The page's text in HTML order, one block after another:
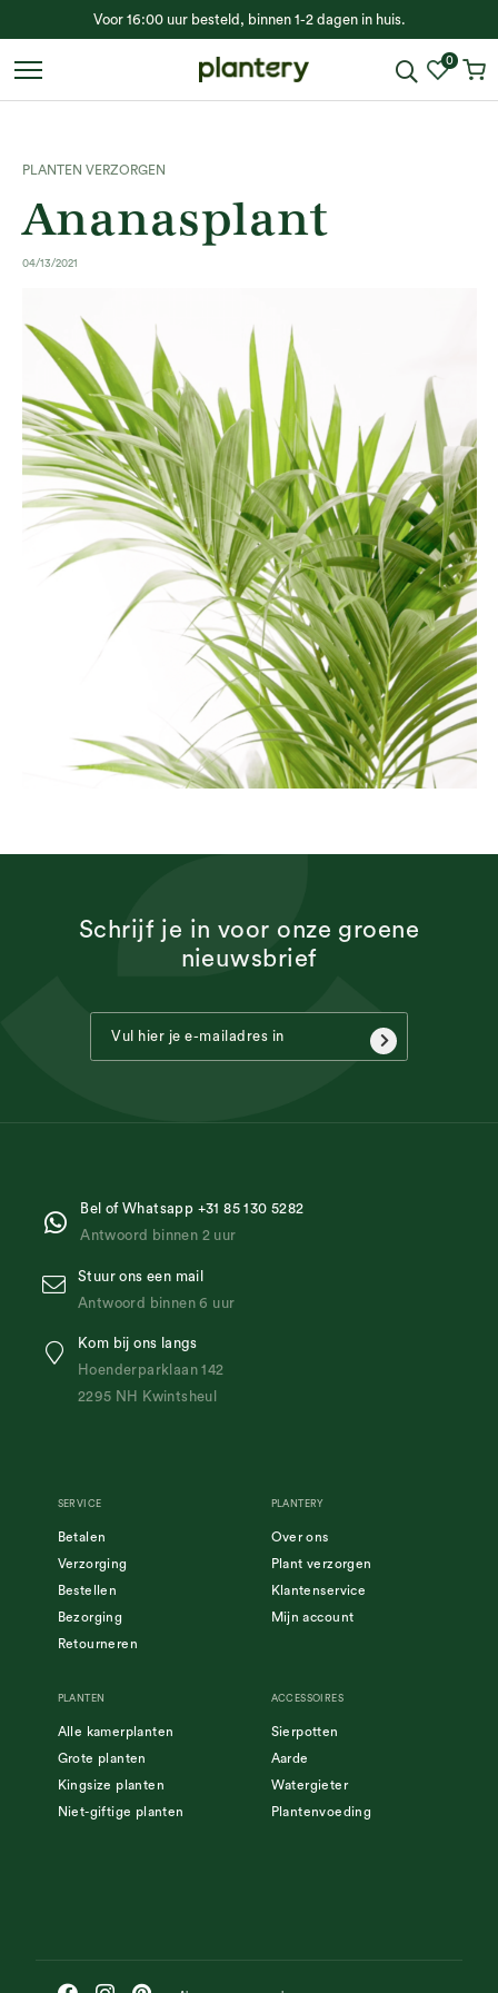
Voor 16:00 uur besteld, binnen 1-2 dagen in huis.
0
PLANTEN VERZORGEN
Ananasplant
04/13/2021
Schrijf je in voor onze groene
nieuwsbrief
Bel of Whatsapp +31 85 130 5282
Antwoord binnen 2 uur
Stuur ons een mail
Antwoord binnen 6 uur
Kom bij ons langs
Hoenderparklaan 142
2295 NH Kwintsheul
SERVICE
Betalen
Verzorging
Bestellen
Bezorging
Retourneren
PLANTERY
Over ons
Plant verzorgen
Klantenservice
Mijn account
PLANTEN
Alle kamerplanten
Grote planten
Kingsize planten
Niet-giftige planten
ACCESSOIRES
Sierpotten
Aarde
Watergieter
Plantenvoeding